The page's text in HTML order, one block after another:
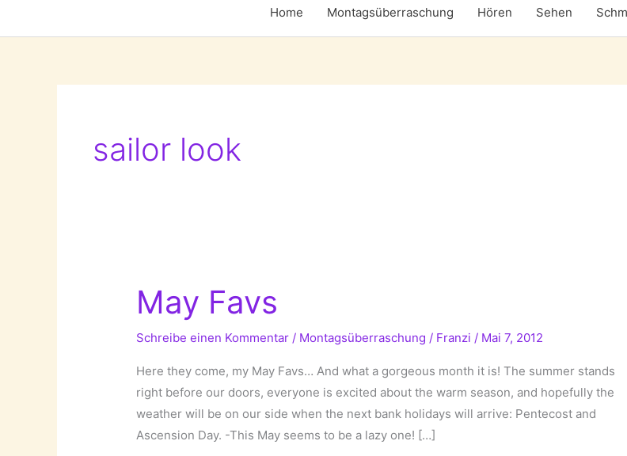
Home Montagsüberraschung Hören Sehen
sailor look
May Favs
Schreibe einen Kommentar / Montagsüberraschung / Franzi / Mai 7, 2012
Here they come, my May Favs… And what a gorgeous month it is! The summer stands
right before our doors, everyone is excited about the warm season, and hopefully the
weather will be on our side when the next bank holidays will arrive: Pentecost and
Ascension Day. -This May seems to be a lazy one! […]